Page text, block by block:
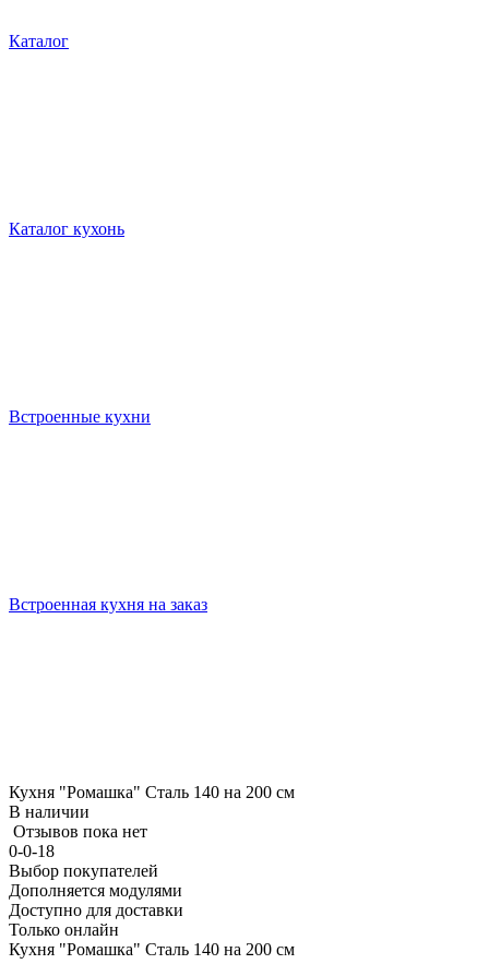
Каталог
Каталог кухонь
Встроенные кухни
Встроенная кухня на заказ
Кухня "Ромашка" Сталь 140 на 200 см
В наличии
Отзывов пока нет
0-0-18
Выбор покупателей
Дополняется модулями
Доступно для доставки
Только онлайн
Кухня "Ромашка" Сталь 140 на 200 см